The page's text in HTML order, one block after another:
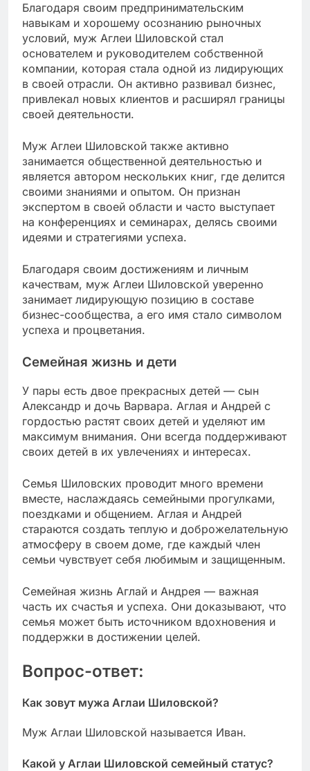
Благодаря своим предпринимательским
навыкам и хорошему осознанию рыночных
условий, муж Аглеи Шиловской стал
основателем и руководителем собственной
компании, которая стала одной из лидирующих
в своей отрасли. Он активно развивал бизнес,
привлекал новых клиентов и расширял границы
своей деятельности.
Муж Аглеи Шиловской также активно
занимается общественной деятельностью и
является автором нескольких книг, где делится
своими знаниями и опытом. Он признан
экспертом в своей области и часто выступает
на конференциях и семинарах, делясь своими
идеями и стратегиями успеха.
Благодаря своим достижениям и личным
качествам, муж Аглеи Шиловской уверенно
занимает лидирующую позицию в составе
бизнес-сообщества, а его имя стало символом
успеха и процветания.
Семейная жизнь и дети
У пары есть двое прекрасных детей — сын
Александр и дочь Варвара. Аглая и Андрей с
гордостью растят своих детей и уделяют им
максимум внимания. Они всегда поддерживают
своих детей в их увлечениях и интересах.
Семья Шиловских проводит много времени
вместе, наслаждаясь семейными прогулками,
поездками и общением. Аглая и Андрей
стараются создать теплую и доброжелательную
атмосферу в своем доме, где каждый член
семьи чувствует себя любимым и защищенным.
Семейная жизнь Аглай и Андрея — важная
часть их счастья и успеха. Они доказывают, что
семья может быть источником вдохновения и
поддержки в достижении целей.
Вопрос-ответ:
Как зовут мужа Аглаи Шиловской?
Муж Аглаи Шиловской называется Иван.
Какой у Аглаи Шиловской семейный статус?